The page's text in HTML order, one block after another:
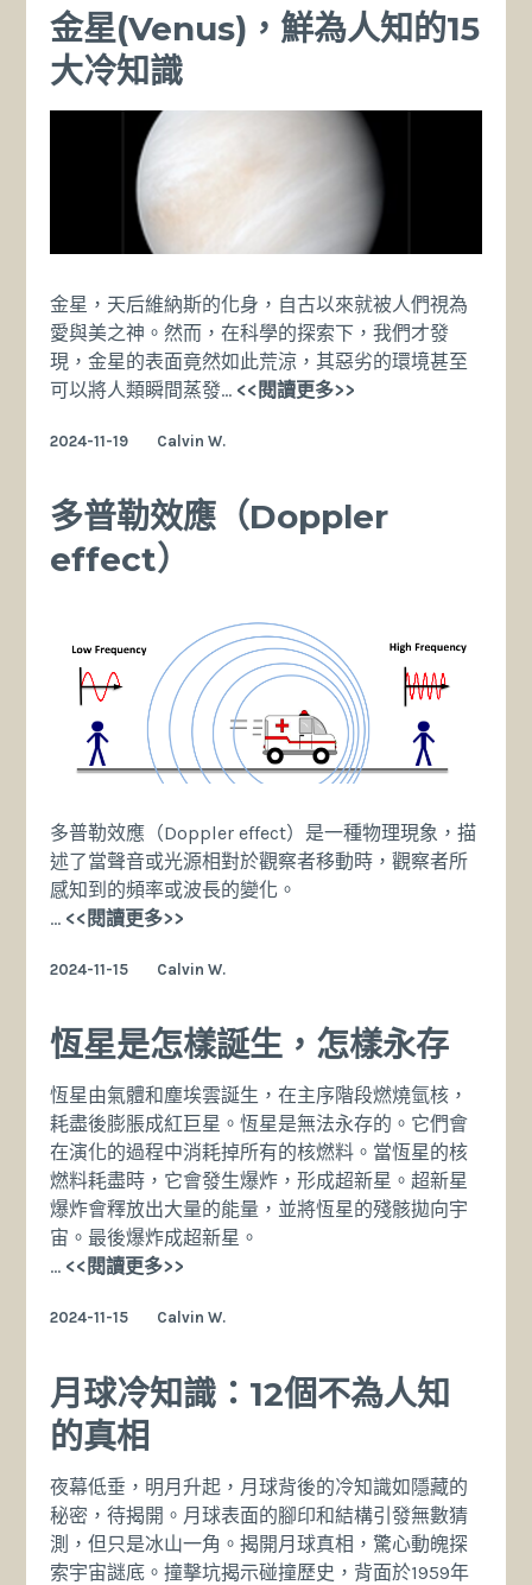
金星(Venus)，鮮為人知的15
大冷知識
金星，天后維納斯的化身，自古以來就被人們視為
愛與美之神。然而，在科學的探索下，我們才發
現，金星的表面竟然如此荒涼，其惡劣的環境甚至
可以將人類瞬間蒸發… <<閱讀更多>>
人
冷
知
識
2024-11-19 Calvin W.
多普勒效應（Doppler
effect）
多普勒效應（Doppler effect）是一種物理現象，描
述了當聲音或光源相對於觀察者移動時，觀察者所
感知到的頻率或波長的變化。
… <<閱讀更多>>
勒
應
（Doppler
effect）
2024-11-15 Calvin W.
恆星是怎樣誕生，怎樣永存
恆星由氣體和塵埃雲誕生，在主序階段燃燒氫核，
耗盡後膨脹成紅巨星。恆星是無法永存的。它們會
在演化的過程中消耗掉所有的核燃料。當恆星的核
燃料耗盡時，它會發生爆炸，形成超新星。超新星
爆炸會釋放出大量的能量，並將恆星的殘骸拋向宇
宙。最後爆炸成超新星。
… <<閱讀更多>>
是
樣
誕
樣
永
存
2024-11-15 Calvin W.
月球冷知識：12個不為人知
的真相
夜幕低垂，明月升起，月球背後的冷知識如隱藏的
秘密，待揭開。月球表面的腳印和結構引發無數猜
測，但只是冰山一角。揭開月球真相，驚心動魄探
索宇宙謎底。撞擊坑揭示碰撞歷史，背面於1959年